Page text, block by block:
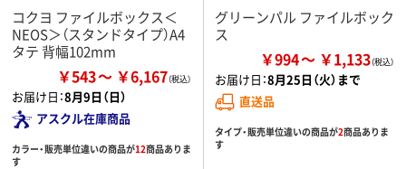
コクヨ ファイルボックス＜
NEOS＞（スタンドタイプ）A4
タテ 背幅102mm
￥543 ￥6,167
お届け日：8月9日（日）
アスクル在庫商品
カラー・販売単位違いの商品が12商品ありま
す
グリーンパル ファイルボック
ス
￥994 ￥1,133
お届け日：8月25日（火）まで
直送品
タイプ・販売単位違いの商品が2商品ありま
す